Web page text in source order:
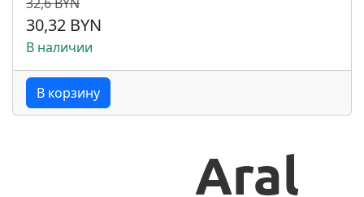
30,32 BYN
В наличии
В корзину